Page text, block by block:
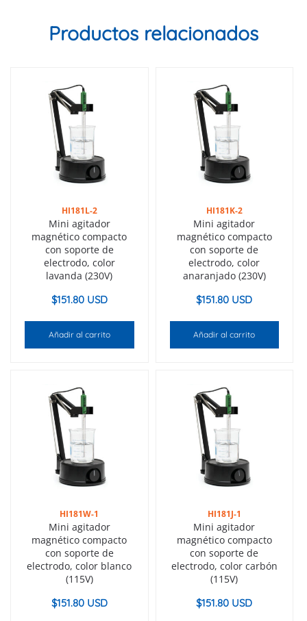
Productos relacionados
HI181L-2
Mini agitador
magnético compacto
con soporte de
electrodo, color
lavanda (230V)
$151.80 USD
Añadir al carrito
HI181K-2
Mini agitador
magnético compacto
con soporte de
electrodo, color
anaranjado (230V)
$151.80 USD
Añadir al carrito
HI181W-1
Mini agitador
magnético compacto
con soporte de
electrodo, color blanco
(115V)
$151.80 USD
HI181J-1
Mini agitador
magnético compacto
con soporte de
electrodo, color carbón
(115V)
$151.80 USD